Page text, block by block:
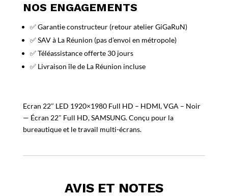
NOS ENGAGEMENTS
✅ Garantie constructeur (retour atelier GiGaRuN)
✅ SAV à La Réunion (pas d’envoi en métropole)
✅ Téléassistance offerte 30 jours
✅ Livraison île de La Réunion incluse
Ecran 22″ LED 1920×1980 Full HD – HDMI, VGA – Noir
— Écran 22″ Full HD, SAMSUNG. Conçu pour la
bureautique et le travail multi-écrans.
AVIS ET NOTES